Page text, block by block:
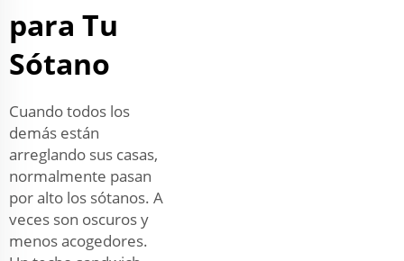
para Tu
Sótano
Cuando todos los
demás están
arreglando sus casas,
normalmente pasan
por alto los sótanos. A
veces son oscuros y
menos acogedores.